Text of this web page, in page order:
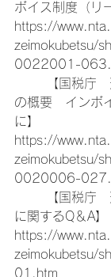
ボイス制度（リ
https://
zeimokubetsu/
0022001-
の概要　インボ
に】
https://
zeimokubetsu/
0020006-
に関するQ＆A】
https://
zeimokubetsu/
01.htm